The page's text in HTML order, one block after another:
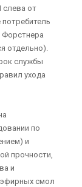
слева от
отдельно).
службы
ухода
по
и
прочности,
и
смол